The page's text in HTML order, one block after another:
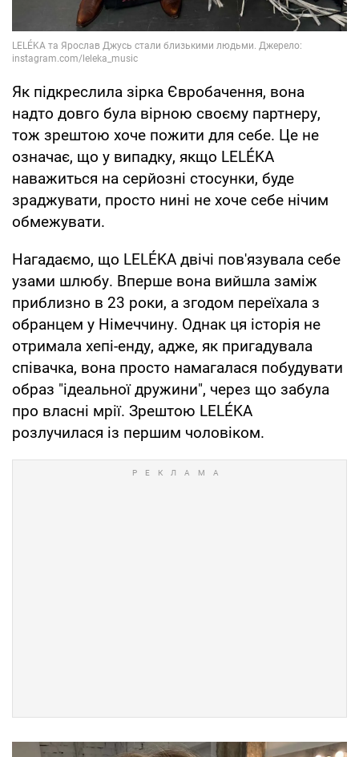
Як підкреслила зірка Євробачення, вона
надто довго була вірною своєму партнеру,
тож зрештою хоче пожити для себе. Це не
означає, що у випадку, якщо LELÉKA
наважиться на серйозні стосунки, буде
зраджувати, просто нині не хоче себе нічим
обмежувати.
Нагадаємо, що LELÉKA двічі пов'язувала себе
узами шлюбу. Вперше вона вийшла заміж
приблизно в 23 роки, а згодом переїхала з
обранцем у Німеччину. Однак ця історія не
отримала хепі-енду, адже, як пригадувала
співачка, вона просто намагалася побудувати
образ "ідеальної дружини", через що забула
про власні мрії. Зрештою LELÉKA
розлучилася із першим чоловіком.